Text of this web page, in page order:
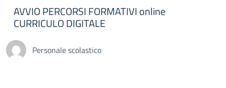
AVVIO PERCORSI FORMATIVI online
CURRICULO DIGITALE
Personale scolastico